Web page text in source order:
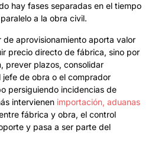
hay fases separadas en el tiempo
a la obra civil.
aprovisionamiento aporta valor
precio directo de fábrica, sino por
prever plazos, consolidar
de obra o el comprador
persiguiendo incidencias de
intervienen importación, aduanas
fábrica y obra, el control
y pasa a ser parte del